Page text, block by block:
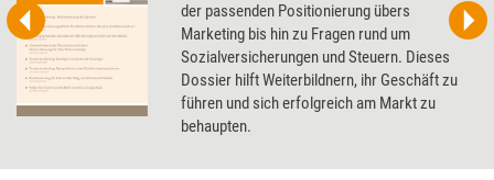
der passenden Positionierung übers
Marketing bis hin zu Fragen rund um
Sozialversicherungen und Steuern. Dieses
Dossier hilft Weiterbildnern, ihr Geschäft zu
führen und sich erfolgreich am Markt zu
behaupten.